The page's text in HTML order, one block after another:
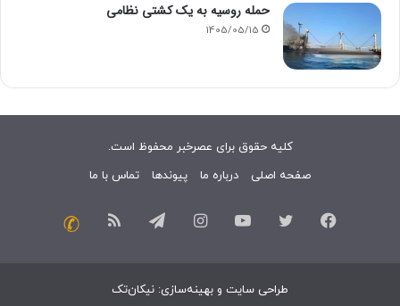
حمله روسیه به یک کشتی نظامی
1405/05/15
کلیه حقوق برای عصرخبر محفوظ است.
صفحه اصلی
درباره ما پیوندها تماس با ما
فیسبوک توییتر یوتیوب اینستاگرامتلگرام خوراک
طراحی سایت و بهینه‌سازی: نیکان‌تک